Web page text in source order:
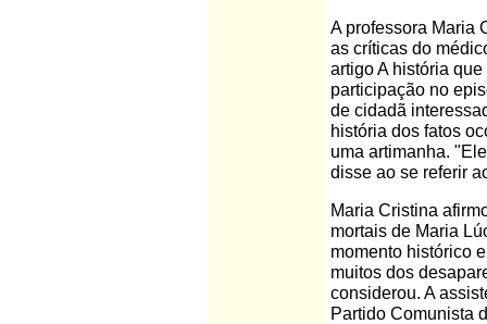
A professora Maria
as críticas do
artigo A história
participação no
de cidadã
história dos fatos
uma artimanha.
disse ao se referir
Maria Cristina
mortais de Maria
momento histórico
muitos dos
considerou. A
Partido Comunista